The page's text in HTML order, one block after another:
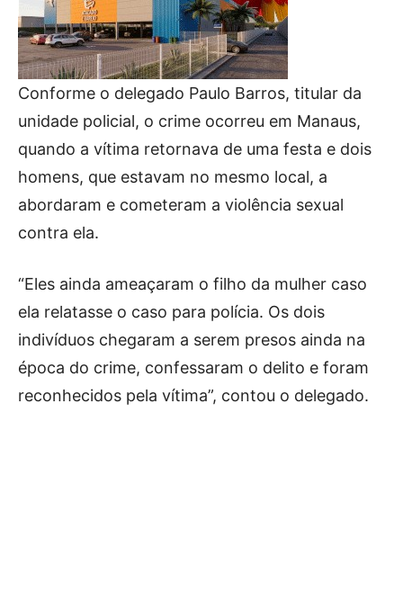
Conforme o delegado Paulo Barros, titular da
unidade policial, o crime ocorreu em Manaus,
quando a vítima retornava de uma festa e dois
homens, que estavam no mesmo local, a
abordaram e cometeram a violência sexual
contra ela.
“Eles ainda ameaçaram o filho da mulher caso
ela relatasse o caso para polícia. Os dois
indivíduos chegaram a serem presos ainda na
época do crime, confessaram o delito e foram
reconhecidos pela vítima”, contou o delegado.